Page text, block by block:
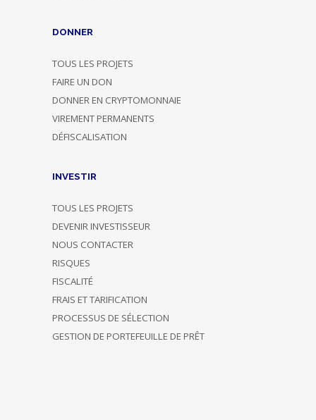
DONNER
TOUS LES PROJETS
FAIRE UN DON
DONNER EN CRYPTOMONNAIE
VIREMENT PERMANENTS
DÉFISCALISATION
INVESTIR
TOUS LES PROJETS
DEVENIR INVESTISSEUR
NOUS CONTACTER
RISQUES
FISCALITÉ
FRAIS ET TARIFICATION
PROCESSUS DE SÉLECTION
GESTION DE PORTEFEUILLE DE PRÊT